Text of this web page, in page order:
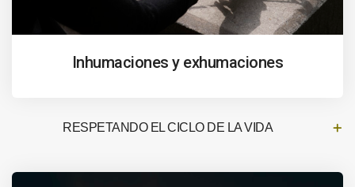
Inhumaciones y exhumaciones
RESPETANDO EL CICLO DE LA VIDA